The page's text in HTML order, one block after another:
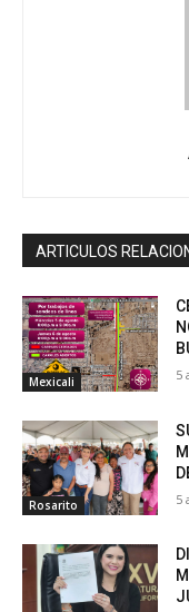
ARTICULOS
Mexicali 5
Rosarito 5